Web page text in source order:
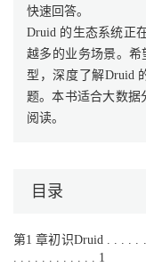
快速回答。
Druid 的生态系统正
越多的业务场景。
型，深度了解Druid
题。本书适合大数据
阅读。
目录
第1 章初识Druid . . . . .
. . . . . . . . . . . . 1